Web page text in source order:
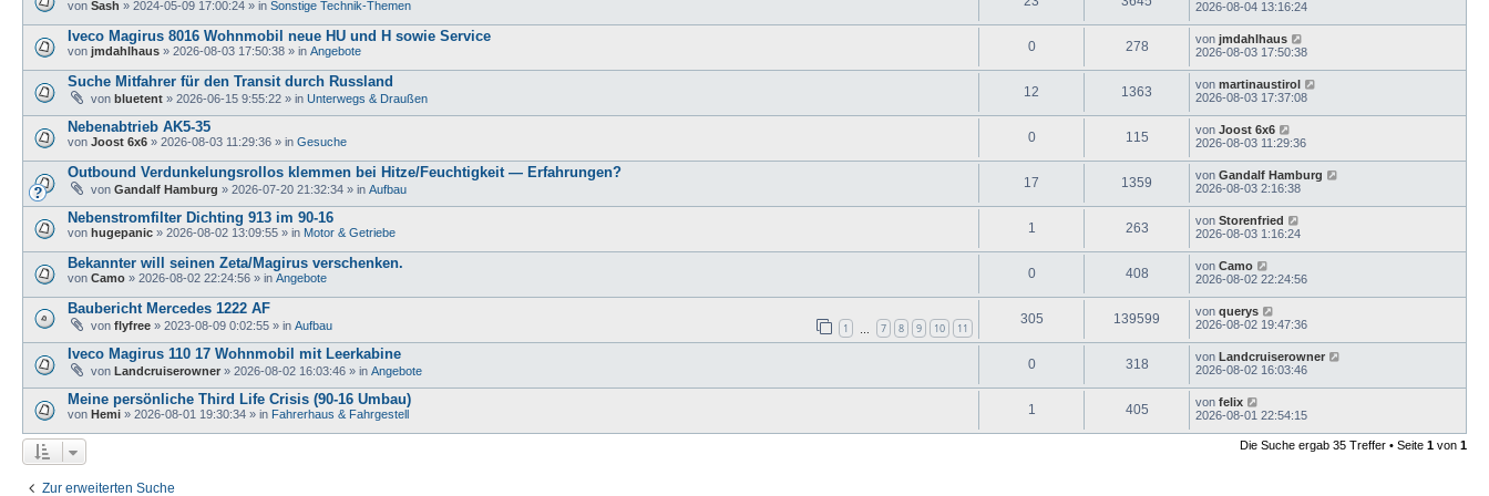
von Sash » 2024-05-09 17:00:24 » in Sonstige Technik-Themen 2026-08-04 13:16:24
Iveco Magirus 8016 Wohnmobil neue HU und H sowie Service
von jmdahlhaus » 2026-08-03 17:50:38 » in Angebote 0 278 von jmdahlhaus
2026-08-03 17:50:38
Suche Mitfahrer für den Transit durch Russland
von bluetent » 2026-06-15 9:55:22 » in Unterwegs & Draußen 12 1363 von martinaustirol
2026-08-03 17:37:08
Nebenabtrieb AK5-35
von Joost 6x6 » 2026-08-03 11:29:36 » in Gesuche 0 115 von Joost 6x6
2026-08-03 11:29:36
Outbound Verdunkelungsrollos klemmen bei Hitze/Feuchtigkeit — Erfahrungen?
von Gandalf Hamburg » 2026-07-20 21:32:34 » in Aufbau 17 1359 von Gandalf Hamburg
2026-08-03 2:16:38
Nebenstromfilter Dichting 913 im 90-16
von hugepanic » 2026-08-02 13:09:55 » in Motor & Getriebe 1 263 von Storenfried
2026-08-03 1:16:24
Bekannter will seinen Zeta/Magirus verschenken.
von Camo » 2026-08-02 22:24:56 » in Angebote 0 408 von Camo
2026-08-02 22:24:56
Baubericht Mercedes 1222 AF
von flyfree » 2023-08-09 0:02:55 » in Aufbau 1 7 8 9 10 11
305 139599 von querys
2026-08-02 19:47:36
Iveco Magirus 110 17 Wohnmobil mit Leerkabine
von Landcruiserowner » 2026-08-02 16:03:46 » in Angebote 0 318 von Landcruiserowner
2026-08-02 16:03:46
Meine persönliche Third Life Crisis (90-16 Umbau)
von Hemi » 2026-08-01 19:30:34 » in Fahrerhaus & Fahrgestell 1 405 von felix
2026-08-01 22:54:15
Die Suche ergab 35 Treffer • Seite 1 von 1
Zur erweiterten Suche